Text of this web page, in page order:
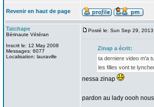
Revenir en haut de page
Tatchape
Bérinaute Vétéran
Inscrit le: 12 May 2008
Messages: 6077
Localisation: lauraville
Posté le: Sun Sep 29,
Zinap a écrit:
ta derniere video m'a
les filles vont te
nessa zinap
pardon au lady oooh